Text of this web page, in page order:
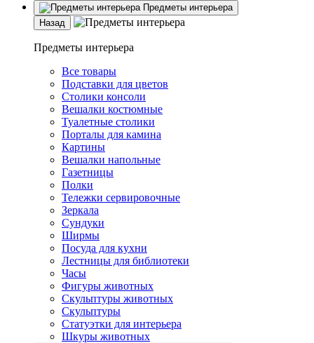
Предметы интерьера
Назад
Предметы интерьера
Все товары
Подставки для цветов
Столики консоли
Вешалки костюмные
Туалетные столики
Порталы для камина
Картины
Вешалки напольные
Газетницы
Полки
Тележки сервировочные
Зеркала
Сундуки
Ширмы
Посуда для кухни
Лестницы для библиотеки
Часы
Фигуры животных
Скульптуры животных
Скульптуры
Статуэтки для интерьера
Шкуры животных